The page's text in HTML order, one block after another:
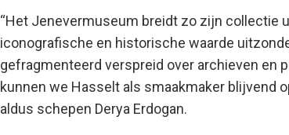
“Het Jenevermuseum breidt zo zijn collectie
iconografische en historische waarde
gefragmenteerd verspreid over archieven en
kunnen we Hasselt als smaakmaker blijvend
aldus schepen Derya Erdogan.